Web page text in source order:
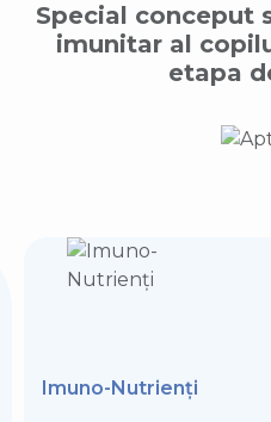
Special conceput
imunitar al
etapa
Imuno-Nutrienți